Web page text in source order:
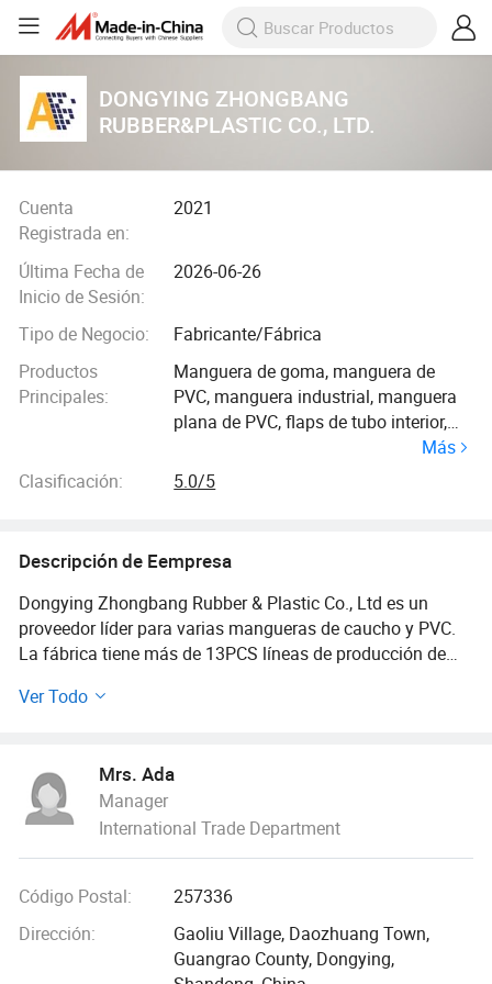
DONGYING ZHONGBANG
RUBBER&PLASTIC CO., LTD.
Cuenta
Registrada en:
2021
Última Fecha de
Inicio de Sesión:
2026-06-26
Tipo de Negocio:
Fabricante/Fábrica
Productos
Principales:
Manguera de goma, manguera de
PVC, manguera industrial, manguera
plana de PVC, flaps de tubo interior,
manguera de aire, manguera de aceite,
manguera de combustible, manguera
hidráulica, manguera de soldadura,
Más
Clasificación:
5.0/5
Descripción de Eempresa
Dongying Zhongbang Rubber & Plastic Co., Ltd es un
proveedor líder para varias mangueras de caucho y PVC.
La fábrica tiene más de 13PCS líneas de producción de
producción de mangueras de PVC, 10pcs líneas de
de goma, manguera de PVC, tubo interior de neumáticos y
flaps de neumáticos.la fábrica tiene ISO, CE, RoHS, SGS y
muchos otros certificados de calidad de manguera. La
buena calidad de la manguera, más de 8 años de
en ingeniería es nuestra ventaja. El objetivo principal de
nuestra empresa es ofrecer mangueras de alta calidad y
los mejores servicios para cada cliente.
Ver Todo
Mrs. Ada
Manager
International Trade Department
Código Postal:
257336
Dirección:
Gaoliu Village, Daozhuang Town,
Guangrao County, Dongying,